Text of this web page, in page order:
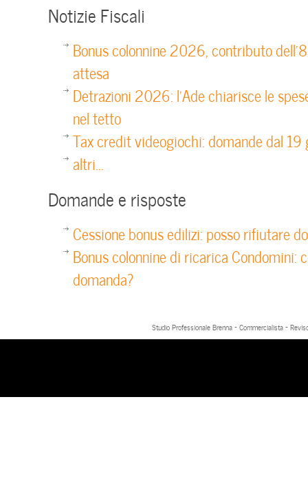
Notizie Fiscali
Bonus colonnine 2026, contributo
attesa
Detrazioni 2026: l’Ade chiarisce le
nel tetto
Tax credit videogiochi: domande dal 19
altri...
Domande e risposte
Cessione bonus edilizi: posso rifiutare
Bonus colonnine di ricarica Condomini:
domanda?
Studio Professionale Brenna - Commercialista -